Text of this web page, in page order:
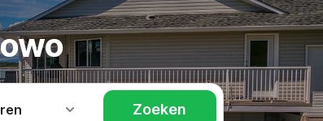
Zoeken